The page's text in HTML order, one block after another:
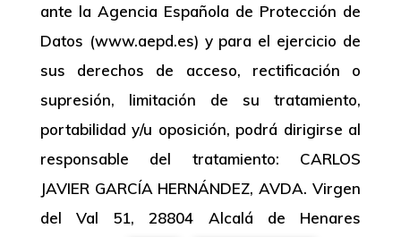
ante la Agencia Española de Protección de
Datos (www.aepd.es) y para el ejercicio de
sus derechos de acceso, rectificación o
supresión, limitación de su tratamiento,
portabilidad y/u oposición, podrá dirigirse al
responsable del tratamiento: CARLOS
JAVIER GARCÍA HERNÁNDEZ, AVDA. Virgen
del Val 51, 28804 Alcalá de Henares